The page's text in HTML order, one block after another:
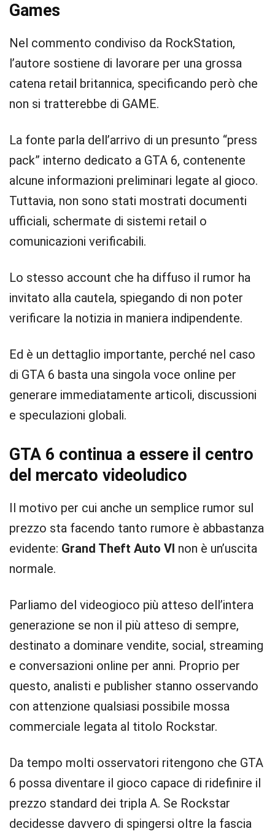
Games
Nel commento condiviso da RockStation,
l’autore sostiene di lavorare per una grossa
catena retail britannica, specificando però che
non si tratterebbe di GAME.
La fonte parla dell’arrivo di un presunto “press
pack” interno dedicato a GTA 6, contenente
alcune informazioni preliminari legate al gioco.
Tuttavia, non sono stati mostrati documenti
ufficiali, schermate di sistemi retail o
comunicazioni verificabili.
Lo stesso account che ha diffuso il rumor ha
invitato alla cautela, spiegando di non poter
verificare la notizia in maniera indipendente.
Ed è un dettaglio importante, perché nel caso
di GTA 6 basta una singola voce online per
generare immediatamente articoli, discussioni
e speculazioni globali.
GTA 6 continua a essere il centro
del mercato videoludico
Il motivo per cui anche un semplice rumor sul
prezzo sta facendo tanto rumore è abbastanza
evidente: Grand Theft Auto VI non è un’uscita
normale.
Parliamo del videogioco più atteso dell’intera
generazione se non il più atteso di sempre,
destinato a dominare vendite, social, streaming
e conversazioni online per anni. Proprio per
questo, analisti e publisher stanno osservando
con attenzione qualsiasi possibile mossa
commerciale legata al titolo Rockstar.
Da tempo molti osservatori ritengono che GTA
6 possa diventare il gioco capace di ridefinire il
prezzo standard dei tripla A. Se Rockstar
decidesse davvero di spingersi oltre la fascia